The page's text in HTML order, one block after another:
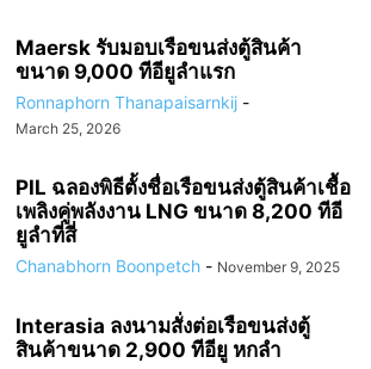
Maersk รับมอบเรือขนส่งตู้สินค้า
ขนาด 9,000 ทีอียูลำแรก
Ronnaphorn Thanapaisarnkij -
March 25, 2026
PIL ฉลองพิธีตั้งชื่อเรือขนส่งตู้สินค้าเชื้อ
เพลิงคู่พลังงาน LNG ขนาด 8,200 ทีอี
ยูลำที่สี่
Chanabhorn Boonpetch - November 9, 2025
Interasia ลงนามสั่งต่อเรือขนส่งตู้
สินค้าขนาด 2,900 ทีอียู หกลำ